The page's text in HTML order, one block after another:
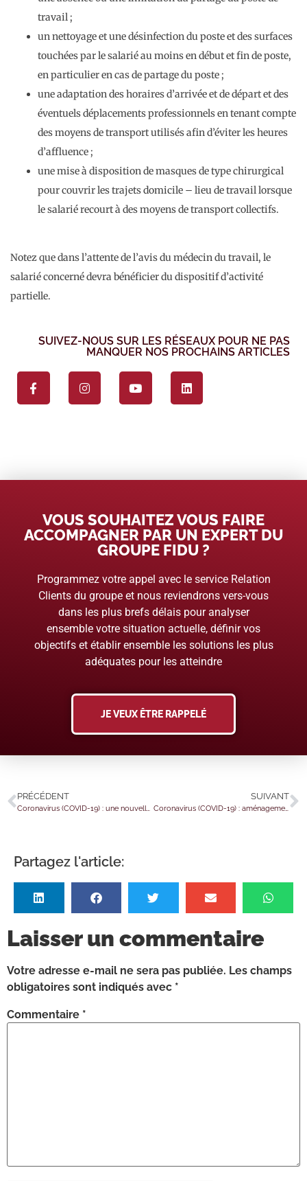
travail ;
un nettoyage et une désinfection du poste et des surfaces
touchées par le salarié au moins en début et fin de poste,
en particulier en cas de partage du poste ;
une adaptation des horaires d’arrivée et de départ et des
éventuels déplacements professionnels en tenant compte
des moyens de transport utilisés afin d’éviter les heures
d’affluence ;
une mise à disposition de masques de type chirurgical
pour couvrir les trajets domicile – lieu de travail lorsque
le salarié recourt à des moyens de transport collectifs.
Notez que dans l’attente de l’avis du médecin du travail, le
salarié concerné devra bénéficier du dispositif d’activité
partielle.
SUIVEZ-NOUS SUR LES RÉSEAUX POUR NE PAS
MANQUER NOS PROCHAINS ARTICLES
VOUS SOUHAITEZ VOUS FAIRE
ACCOMPAGNER PAR UN EXPERT DU
GROUPE FIDU ?
Programmez votre appel avec le service Relation
Clients du groupe et nous reviendrons vers-vous
dans les plus brefs délais pour analyser
ensemble votre situation actuelle, définir vos
objectifs et établir ensemble les solutions les plus
adéquates pour les atteindre
JE VEUX ÊTRE RAPPELÉ
PRÉCÉDENT
Coronavirus (COVID-19) : une nouvelle aide pour les centres de soins de la faune sauvage
SUIVANT
Coronavirus (COVID-19) : aménagement de l’aide destinée au secteur du sport professionnel
Partagez l'article:
Laisser un commentaire
Votre adresse e-mail ne sera pas publiée. Les champs
obligatoires sont indiqués avec *
Commentaire *